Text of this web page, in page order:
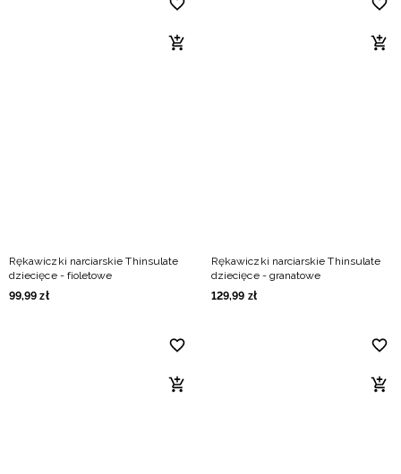
Rękawiczki narciarskie Thinsulate
dziecięce - fioletowe
99,99 zł
Rękawiczki narciarskie Thinsulate
dziecięce - granatowe
129,99 zł